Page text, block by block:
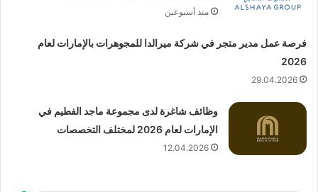
منذ أسبوعين
فرصة عمل مدير متجر في شركة ميرالدا للمجوهرات بالإمارات لعام
2026
29.04.2026
وظائف شاغرة لدى مجموعة ماجد الفطيم في
الإمارات لعام 2026 لمختلف التخصصات
12.04.2026